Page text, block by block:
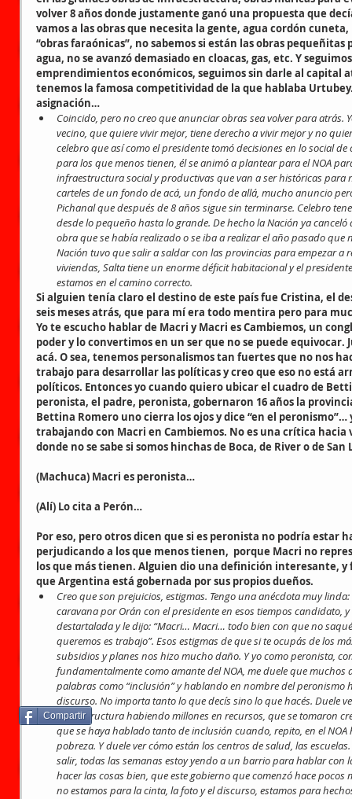
volver 8 años donde justamente ganó una propuesta que
vamos a las obras que necesita la gente, agua cordón
“obras faraónicas”, no sabemos si están las obras
agua, no se avanzó demasiado en cloacas, gas, etc. Y
emprendimientos económicos, seguimos sin darle al capital
tenemos la famosa competitividad de la que hablaba
asignación…
Coincido, pero no creo que anunciar obras sea volver para atrás.
vecino, que quiere vivir mejor, tiene derecho a vivir mejor y no
celebro que así como el presidente tomó decisiones en lo social
para los que menos tienen, él se animó a plantear para el NOA
infraestructura social y productivas que van a ser históricas para
carteles de un fondo de acá, un fondo de allá, mucho anuncio
Pichanal que después de 8 años sigue sin terminarse. Celebro
desde lo pequeño hasta lo grande. De hecho la Nación ya
obra que se había realizado o se iba a realizar el año pasado que
Nación tuvo que salir a saldar con las provincias para empezar a
viviendas, Salta tiene un enorme déficit habitacional y el
estamos en el camino correcto.
Si alguien tenía claro el destino de este país fue Cristina, el
seis meses atrás, que para mí era todo mentira pero para
Yo te escucho hablar de Macri y Macri es Cambiemos, un
poder y lo convertimos en un ser que no se puede
acá. O sea, tenemos personalismos tan fuertes que no nos
trabajo para desarrollar las políticas y creo que eso no está
políticos. Entonces yo cuando quiero ubicar el cuadro de
peronista, el padre, peronista, gobernaron 16 años la
Bettina Romero uno cierra los ojos y dice “en el
trabajando con Macri en Cambiemos. No es una crítica hacia
donde no se sabe si somos hinchas de Boca, de River o de San
(Machuca) Macri es peronista…
(Alí) Lo cita a Perón…
Por eso, pero otros dicen que si es peronista no podría estar
perjudicando a los que menos tienen,  porque Macri no
los que más tienen. Alguien dio una definición interesante,
que Argentina está gobernada por sus propios dueños.
Creo que son prejuicios, estigmas. Tengo una anécdota muy
caravana por Orán con el presidente en esos tiempos candidato,
destartalada y le dijo: “Macri… Macri… todo bien con que no
queremos es trabajo”. Esos estigmas de que si te ocupás de los
subsidios y planes nos hizo mucho daño. Y yo como peronista,
fundamentalmente como amante del NOA, me duele que
palabras como “inclusión” y hablando en nombre del
discurso. No importa tanto lo que decís sino lo que hacés. Duele
infraestructura habiendo millones en recursos, que se tomaron
que se haya hablado tanto de inclusión cuando, repito, en el
pobreza. Y duele ver cómo están los centros de salud, las
salir, todas las semanas estoy yendo a un barrio para hablar con
hacer las cosas bien, que este gobierno que comenzó hace pocos
no estamos para la cinta, la foto y el discurso, estamos para
Compartir